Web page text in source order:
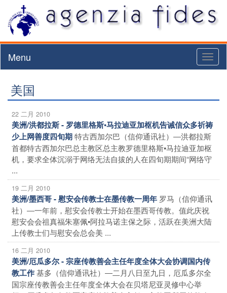
Menu
美国
22 二月 2010
美洲/洪都拉斯 - 罗德里格斯•马拉迪亚加枢机告诫信众多祈祷
少上网善度四旬期特古西加尔巴（信仰通讯社）―洪都拉斯
首都特古西加尔巴总主教区总主教罗德里格斯•马拉迪亚加枢
机，要求全体沉溺于网络无法自拔的人在四旬期期间“网络守
...
19 二月 2010
美洲/墨西哥 - 慰安会传教士在墨传教一周年 罗马（信仰通讯
社）―一年前，慰安会传教士开始在墨西哥传教。值此庆祝
慰安会会祖真福朱塞佩•阿拉马诺主保之际，活跃在美洲大陆
上传教士们与慰安会总会美 ...
16 二月 2010
美洲/厄瓜多尔 - 宗座传教善会主任年度全体大会协调国内传
教工作基多（信仰通讯社）―二月八日至九日，厄瓜多尔全
国宗座传教善会主任年度全体大会在贝塔尼亚灵修中心举